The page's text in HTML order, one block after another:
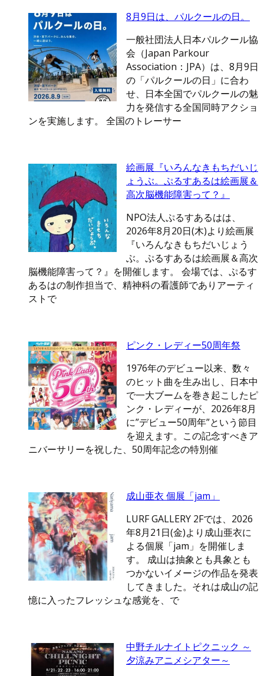
8月9日は、パルクールの日。
一般社団法人日本パルクール協
会（Japan Parkour
Association：JPA）は、8月9日
の「パルクールの日」に合わ
せ、日本全国でパルクールの魅
力を発信する全国同時アクショ
ンを実施します。 全国のトレーサー
絵画展『いろんなきもちだいじ
ょうぶ。ぷるすあるは絵画展＆
高次脳機能障害って？』
NPO法人ぷるすあるはは、
2026年8月20日(木)より絵画展
『いろんなきもちだいじょう
ぶ。ぷるすあるは絵画展＆高次
脳機能障害って？』を開催します。 会場では、ぷるす
あるはの制作担当で、精神科の看護師でありアーティ
ストで
ピンク・レディー50周年祭
1976年のデビュー以来、数々
のヒット曲を生み出し、日本中
で一大ブームを巻き起こしたピ
ンク・レディーが、2026年8月
に”デビュー50周年”という節目
を迎えます。この記念すべきア
ニバーサリーを祝した、50周年記念の特別催
成山亜衣 個展「jam」
LURF GALLERY 2Fでは、2026
年8月21日(金)より成山亜衣に
よる個展「jam」を開催しま
す。 成山は抽象とも具象とも
つかないイメージの作品を発表
してきました。それは成山の記
憶に入ったフレッシュな感覚を、で
中野チルナイトピクニック ～
夕涼みアニメシアター～